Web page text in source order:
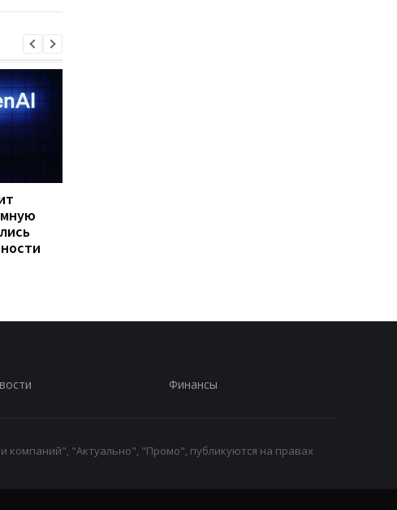
Финансы
"Актуально", "Промо", публикуются на правах